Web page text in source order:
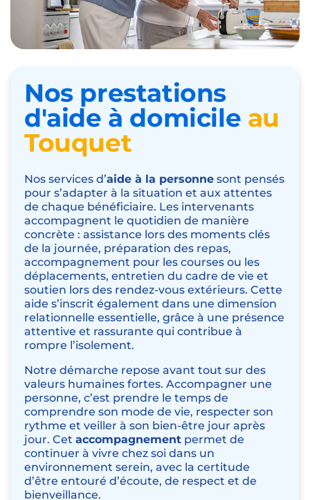
Nos prestations
d'aide à domicile au
Touquet
Nos services d’aide à la personne sont pensés
pour s’adapter à la situation et aux attentes
de chaque bénéficiaire. Les intervenants
accompagnent le quotidien de manière
concrète : assistance lors des moments clés
de la journée, préparation des repas,
accompagnement pour les courses ou les
déplacements, entretien du cadre de vie et
soutien lors des rendez-vous extérieurs. Cette
aide s’inscrit également dans une dimension
relationnelle essentielle, grâce à une présence
attentive et rassurante qui contribue à
rompre l’isolement.
Notre démarche repose avant tout sur des
valeurs humaines fortes. Accompagner une
personne, c’est prendre le temps de
comprendre son mode de vie, respecter son
rythme et veiller à son bien-être jour après
jour. Cet accompagnement permet de
continuer à vivre chez soi dans un
environnement serein, avec la certitude
d’être entouré d’écoute, de respect et de
bienveillance.